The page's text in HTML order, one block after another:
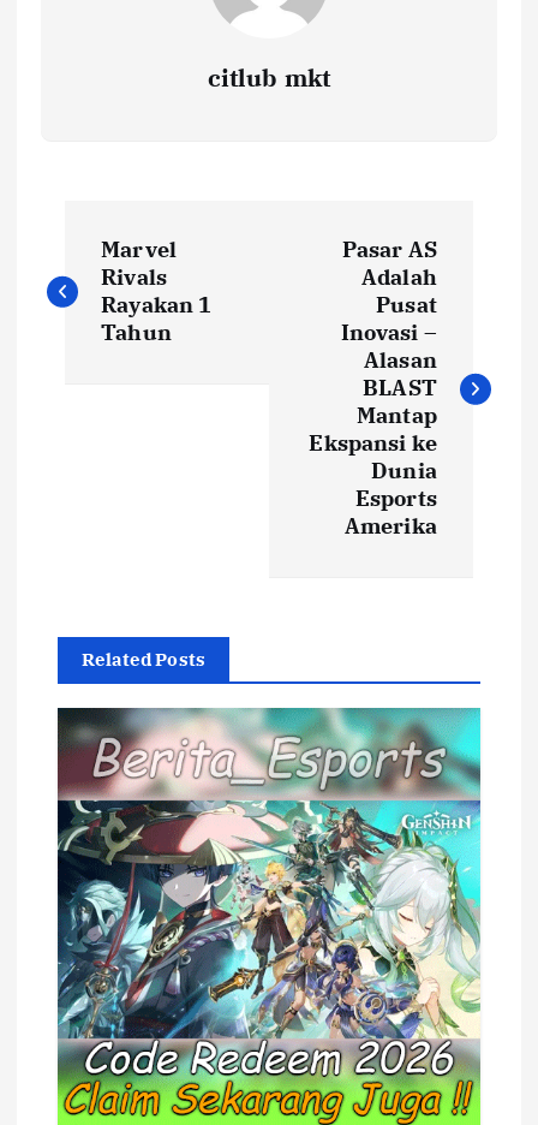
citlub mkt
o
g
a
t
o
n
Marvel
Rivals
Rayakan 1
Tahun
Pasar AS
Adalah
Pusat
Inovasi –
Alasan
BLAST
Mantap
Ekspansi ke
Dunia
Esports
Amerika
Related Posts